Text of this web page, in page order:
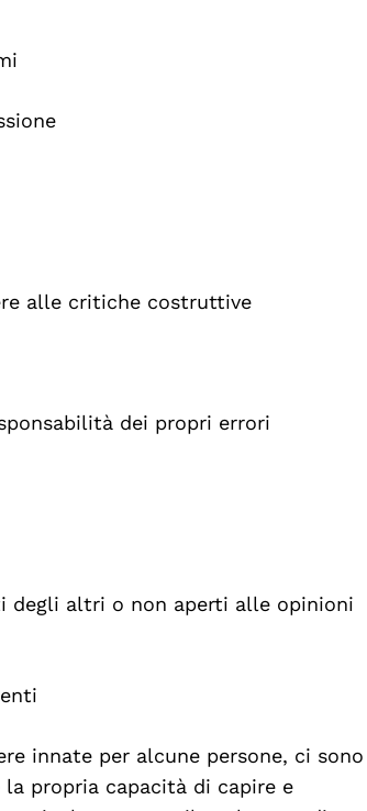
alle critiche costruttive
dei propri errori
degli altri o non aperti alle opinioni
innate per alcune persone, ci sono
propria capacità di capire e